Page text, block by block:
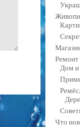
Ремонт
Дом
Что